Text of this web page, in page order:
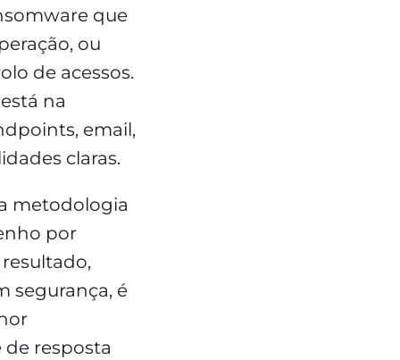
que
ou
de acessos.
na
email,
claras.
metodologia
por
segurança, é
resposta